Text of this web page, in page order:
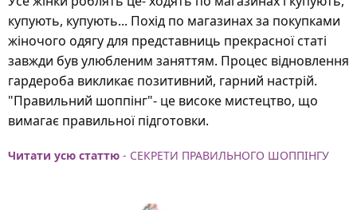
купують, купують... Похід по магазинах за покупками
жіночого одягу для представниць прекрасної статі
завжди був улюбленим заняттям. Процес відновлення
гардероба викликає позитивний, гарний настрій.
"Правильний шоппінг"- це високе мистецтво, що
вимагає правильної підготовки.
Читати усю статтю - СЕКРЕТИ ПРАВИЛЬНОГО ШОППІНГУ